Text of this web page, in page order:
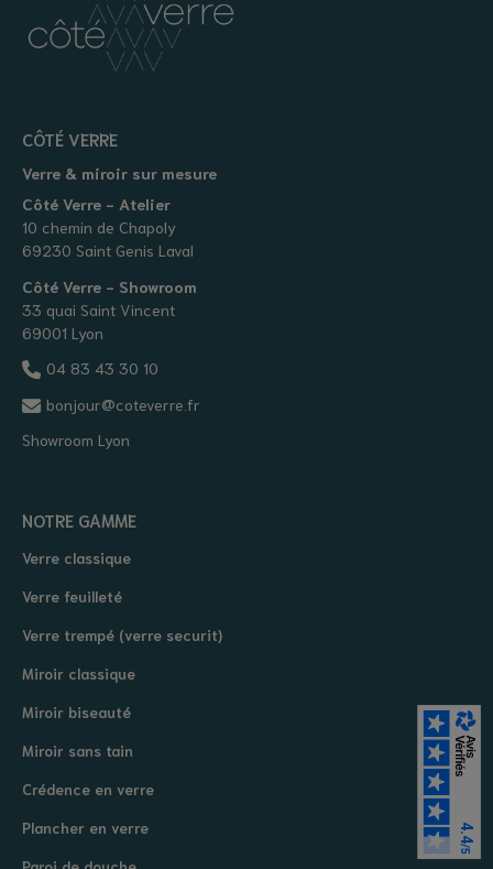
CÔTÉ VERRE
Verre & miroir sur mesure
Côté Verre - Atelier
10 chemin de Chapoly
69230 Saint Genis Laval
Côté Verre - Showroom
33 quai Saint Vincent
69001 Lyon
04 83 43 30 10
bonjour@coteverre.fr
Showroom Lyon
NOTRE GAMME
Verre classique
Verre feuilleté
Verre trempé (verre securit)
Miroir classique
Miroir biseauté
Miroir sans tain
Crédence en verre
Plancher en verre